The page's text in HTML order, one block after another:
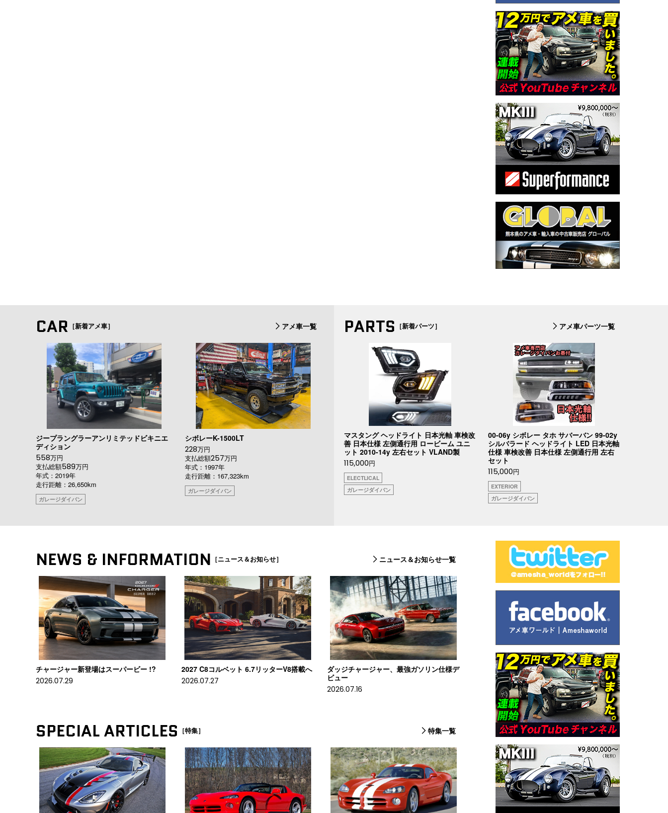
CAR ［新着アメ車］ アメ車一覧
ジープラングラーアンリミテッドビキニエ
ディション
558万円
支払総額589万円
年式：2019年
走行距離：26,650km
ガレージダイバン
シボレーK-1500LT
228万円
支払総額257万円
年式：1997年
走行距離：167,323km
ガレージダイバン
PARTS ［新着パーツ］ アメ車パーツ一覧
マスタング ヘッドライト 日本光軸 車検改
善 日本仕様 左側通行用 ロービーム ユニ
ット 2010-14y 左右セット VLAND製
115,000円
ELECTLICAL
ガレージダイバン
00-06y シボレー タホ サバーバン 99-02y
シルバラード ヘッドライト LED 日本光軸
仕様 車検改善 日本仕様 左側通行用 左右
セット
115,000円
EXTERIOR
ガレージダイバン
NEWS & INFORMATION ［ニュース＆お知らせ］ ニュース＆お知らせ一覧
チャージャー新登場はスーパービー !?
2026.07.29
2027 C8コルベット 6.7リッターV8搭載へ
2026.07.27
ダッジチャージャー、最強ガソリン仕様デ
ビュー
2026.07.16
SPECIAL ARTICLES ［特集］ 特集一覧